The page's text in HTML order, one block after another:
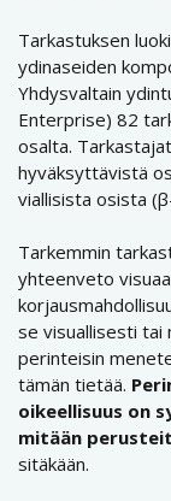
Tarkastuksen
ydinaseiden
Yhdysvaltain
Enterprise) 82
osalta.
hyväksyttävistä
viallisista osista
Tarkemmin
yhteenveto
se visuallisesti tai
perinteisin
tämän tietää.
oikeellisuus on
mitään
sitäkään.